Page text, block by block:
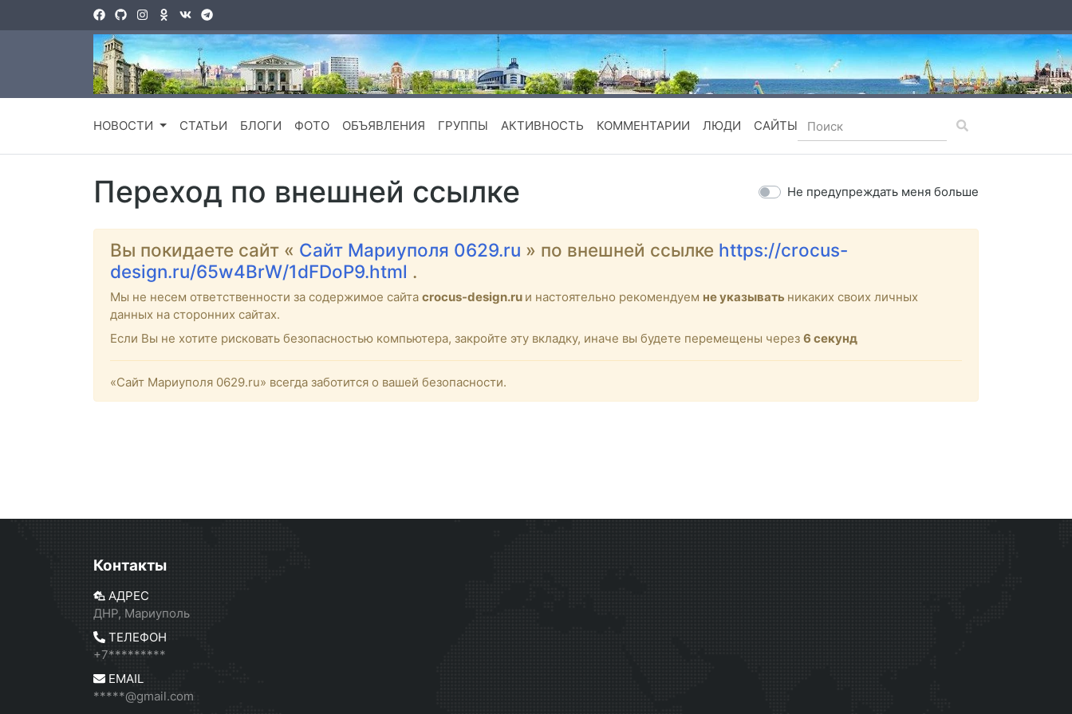
НОВОСТИ СТАТЬИ БЛОГИ ФОТО ОБЪЯВЛЕНИЯ ГРУППЫ АКТИВНОСТЬ КОММЕНТАРИИ ЛЮДИ САЙТЫ
Переход по внешней ссылке Не предупреждать меня больше
Вы покидаете сайт « Сайт Мариуполя 0629.ru » по внешней ссылке https://crocus-
design.ru/65w4BrW/1dFDoP9.html .
Мы не несем ответственности за содержимое сайта crocus-design.ru и настоятельно рекомендуем не указывать никаких своих личных
данных на сторонних сайтах.
Если Вы не хотите рисковать безопасностью компьютера, закройте эту вкладку, иначе вы будете перемещены через 6 секунд
«Сайт Мариуполя 0629.ru» всегда заботится о вашей безопасности.
Контакты
АДРЕС
ДНР, Мариуполь
ТЕЛЕФОН
+7*********
EMAIL
*****@gmail.com